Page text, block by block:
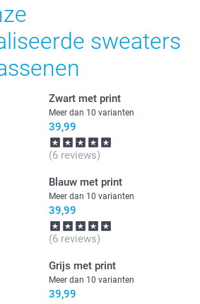
sweaters
Zwart met print
Meer dan 10 varianten
39,99
(6 reviews)
Blauw met print
Meer dan 10 varianten
39,99
(6 reviews)
Grijs met print
Meer dan 10 varianten
39,99